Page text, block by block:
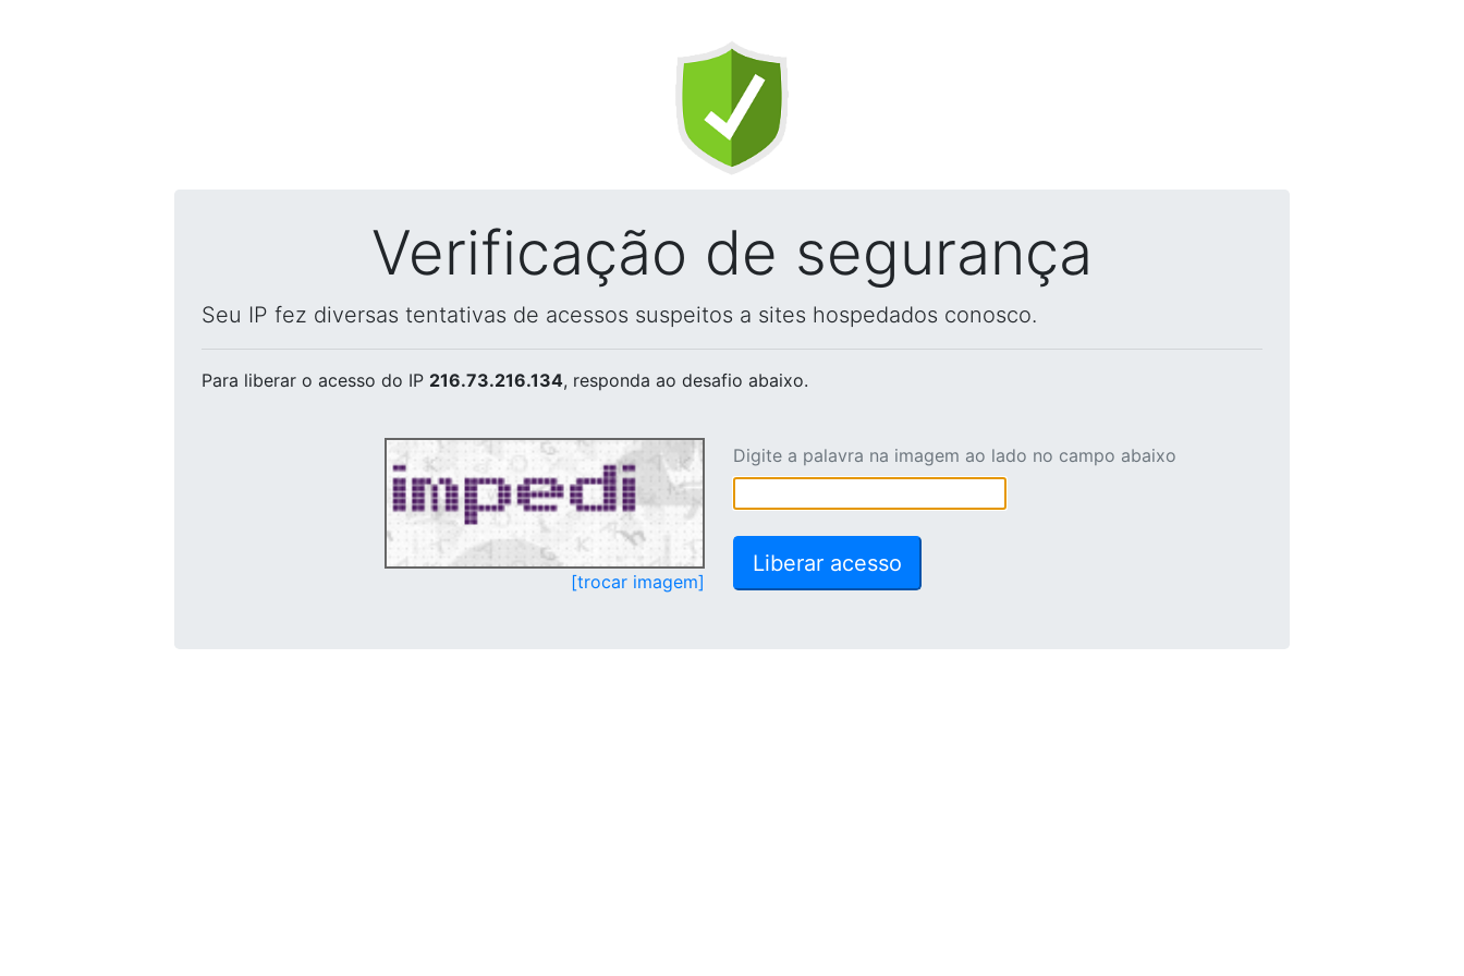
Verificação de segurança
Seu IP fez diversas tentativas de acessos suspeitos a sites hospedados conosco.
Para liberar o acesso do IP 216.73.216.134, responda ao desafio abaixo.
[trocar imagem]
Digite a palavra na imagem ao lado no campo abaixo